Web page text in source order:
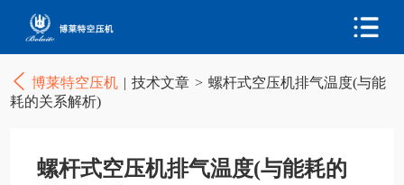
博莱特空压机 | 技术文章 > 螺杆式空压机排气温度(与能
耗的关系解析)
螺杆式空压机排气温度(与能耗的